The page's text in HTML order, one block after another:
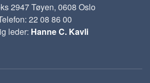
2947 Tøyen, 0608 Oslo
22 08 86 00
leder: Hanne C. Kavli